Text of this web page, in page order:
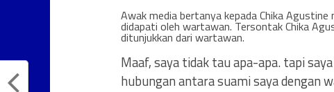
Awak media bertanya kepada Chika
didapati oleh wartawan. Tersontak Chika
ditunjukkan dari wartawan.
Maaf, saya tidak tau apa-apa. tapi
hubungan antara suami saya dengan